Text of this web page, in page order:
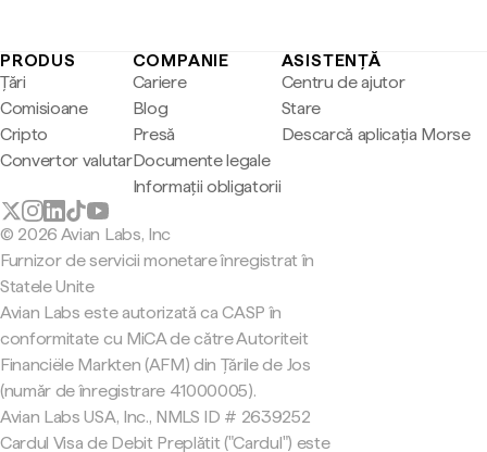
PRODUS
Țări
Comisioane
Cripto
Convertor valutar
COMPANIE
Cariere
Blog
Presă
Documente legale
Informații obligatorii
ASISTENȚĂ
Centru de ajutor
Stare
Descarcă aplicația Morse
© 2026 Avian Labs, Inc
Furnizor de servicii monetare înregistrat în
Statele Unite
Avian Labs este autorizată ca CASP în
conformitate cu MiCA de către Autoriteit
Financiële Markten (AFM) din Țările de Jos
(număr de înregistrare 41000005).
Avian Labs USA, Inc., NMLS ID # 2639252
Cardul Visa de Debit Preplătit ("Cardul") este